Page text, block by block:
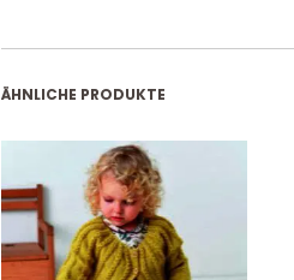
ÄHNLICHE PRODUKTE